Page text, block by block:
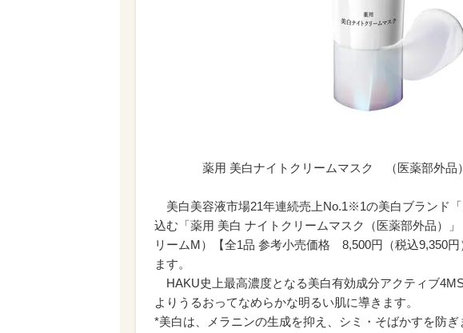
薬用 美白ナイトクリームマスク （医薬部外品）
美白美容液市場21年連続売上No.1※1の美白ブランド
込む「薬用 美白 ナイトクリームマスク（医薬部外品）
リームM）【全1品 参考小売価格 8,500円（税込9,350
ます。
HAKU史上最高濃度となる美白有効成分アクティブ
よりうるおってなめらかな明るい肌に導きます。
*美白は、メラニンの生成を抑え、シミ・そばかすを防ぎ